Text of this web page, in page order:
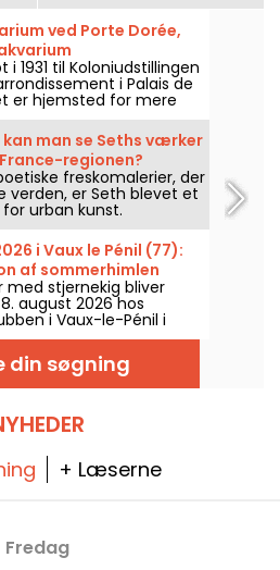
ved Porte Dorée,
i 1931 til Koloniudstillingen
i Palais de
er hjemsted for mere
og det bedste af
er gratis adgang for unge
man se Seths værker
regionen?
freskomalerier, der
verden, er Seth blevet et
urban kunst.
oprindeligt er fra Paris,
værker på facaderne af
byen. Hvis du er fan
du her beundre nogle
og Ile-de-France-
i Vaux le Pénil (77):
af sommerhimlen
stjernekig bliver
august 2026 hos
i Vaux-le-Pénil i
nye udgave af Nætter
din søgning
+ Læserne
Fredag